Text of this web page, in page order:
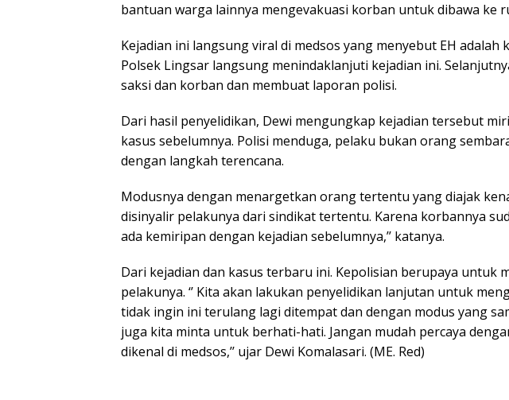
bantuan warga lainnya mengevakuasi korban untuk dibawa ke
Kejadian ini langsung viral di medsos yang menyebut EH adalah
Polsek Lingsar langsung menindaklanjuti kejadian ini.
saksi dan korban dan membuat laporan polisi.
Dari hasil penyelidikan, Dewi mengungkap kejadian tersebut
kasus sebelumnya. Polisi menduga, pelaku bukan orang
dengan langkah terencana.
Modusnya dengan menargetkan orang tertentu yang diajak
disinyalir pelakunya dari sindikat tertentu. Karena korbannya
ada kemiripan dengan kejadian sebelumnya,’’ katanya.
Dari kejadian dan kasus terbaru ini. Kepolisian berupaya untuk
pelakunya. ‘’ Kita akan lakukan penyelidikan lanjutan untuk
tidak ingin ini terulang lagi ditempat dan dengan modus yang
juga kita minta untuk berhati-hati. Jangan mudah percaya
dikenal di medsos,’’ ujar Dewi Komalasari. (ME. Red)